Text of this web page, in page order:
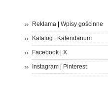
Reklama| Wpisy gościnne
Katalog Kalendarium
Facebook| X
Instagram| Pinterest